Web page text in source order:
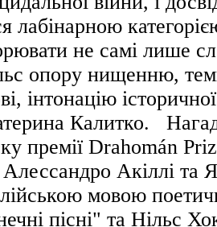
лабінарною
не самі лише
опору нищенню,
інтонацію
Калитко.
премії Drahomán
Акіллі та
мовою
пісні" та Нільс